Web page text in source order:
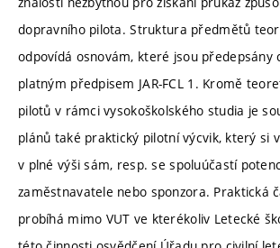
dopravního pilota. Struktura předmětů
odpovídá osnovám, které jsou předepsány
platným předpisem JAR-FCL 1. Kromě
pilotů v rámci vysokoškolského studia je
plánů také praktický pilotní výcvik, který si
v plné výši sám, resp. se spoluúčastí
zaměstnavatele nebo sponzora. Praktická
probíhá mimo VUT ve kterékoliv Letecké